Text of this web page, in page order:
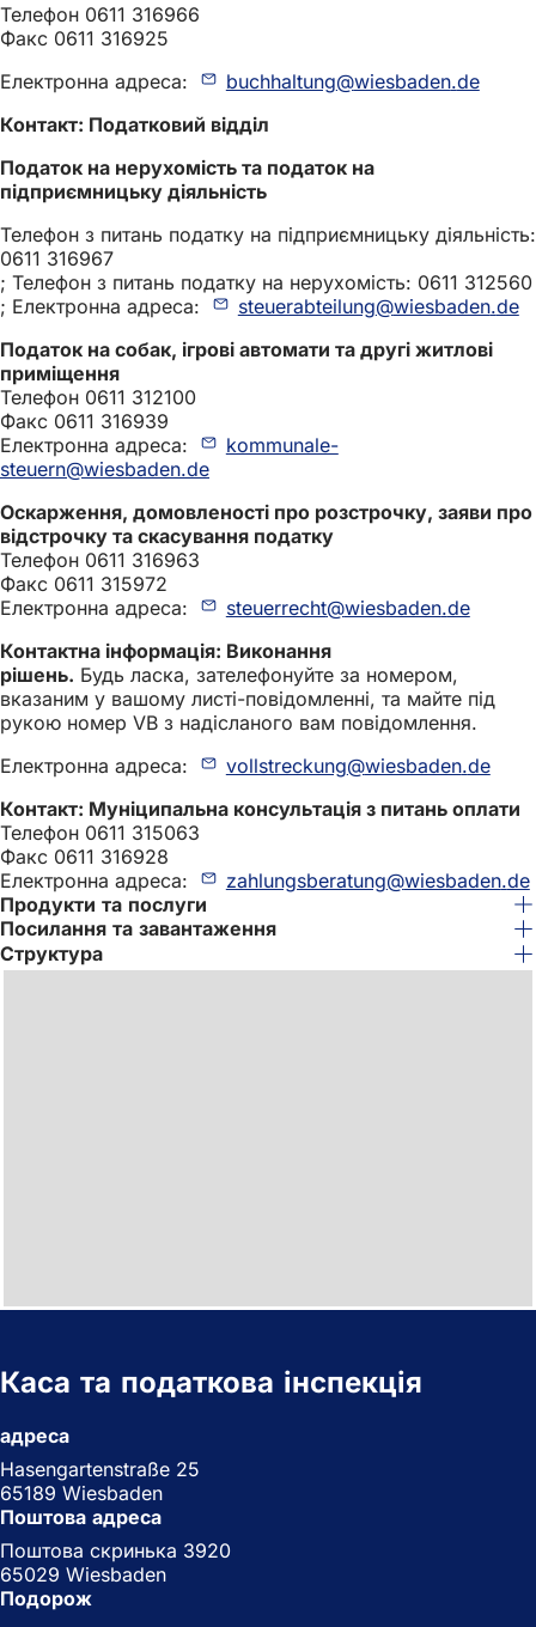
Телефон 0611 316966
Факс 0611 316925
Електронна адреса:
buchhaltung wiesbaden de
Контакт: Податковий відділ
Податок на нерухомість та податок на
підприємницьку діяльність
Телефон з питань податку на підприємницьку діяльність:
0611 316967
; Телефон з питань податку на нерухомість: 0611 312560
; Електронна адреса:
steuerabteilung wiesbaden de
Податок на собак, ігрові автомати та другі житлові
приміщення
Телефон 0611 312100
Факс 0611 316939
Електронна адреса:
kommunale-
steuern
wiesbaden de
Оскарження, домовленості про розстрочку, заяви про
відстрочку та скасування податку
Телефон 0611 316963
Факс 0611 315972
Електронна адреса:
steuerrecht wiesbaden de
Контактна інформація: Виконання
рішень. Будь ласка, зателефонуйте за номером,
вказаним у вашому листі-повідомленні, та майте під
рукою номер VB з надісланого вам повідомлення.
Електронна адреса:
vollstreckung wiesbaden de
Контакт: Муніципальна консультація з питань оплати
Телефон 0611 315063
Факс 0611 316928
Електронна адреса:
zahlungsberatung wiesbaden de
Продукти та послуги
Посилання та завантаження
Структура
Каса та податкова інспекція
адреса
Hasengartenstraße 25
65189 Wiesbaden
Поштова адреса
Поштова скринька 3920
65029 Wiesbaden
Подорож